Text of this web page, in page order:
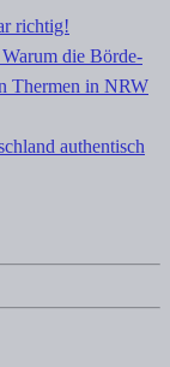
richtig!
die Börde-
Thermen in NRW
authentisch